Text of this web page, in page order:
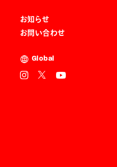
お知らせ
お問い合わせ
Global